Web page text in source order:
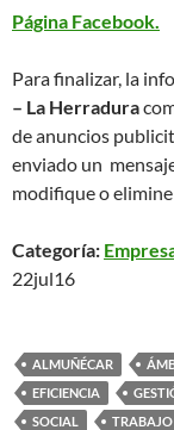
Página Facebook.
Para finalizar, la
– La Herradura
de anuncios
enviado un
modifique o
Categoría:
22jul16
ALMUÑÉCAR
EFICIENCIA
SOCIAL
TRABAJO